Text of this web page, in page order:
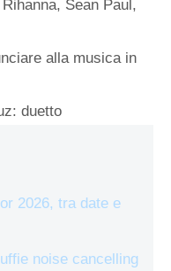
Rihanna, Sean Paul ,
alla musica in
duetto
2026, tra date e
noise cancelling